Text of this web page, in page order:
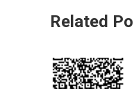
Related